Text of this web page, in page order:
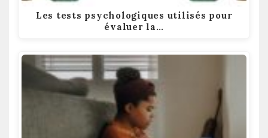
Les tests psychologiques utilisés pour
évaluer la…